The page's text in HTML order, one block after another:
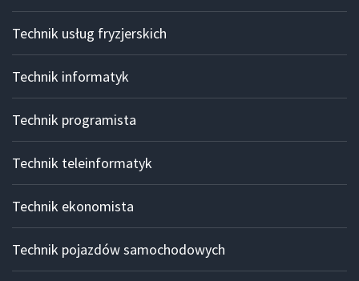
Technik usług fryzjerskich
Technik informatyk
Technik programista
Technik teleinformatyk
Technik ekonomista
Technik pojazdów samochodowych